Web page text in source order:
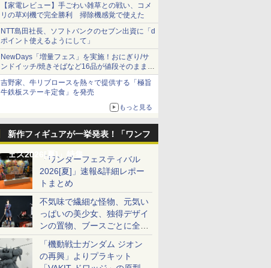
【家電レビュー】手ごわい雑草との戦い、コメ
リの草刈機で完全勝利 掃除機感覚で使えた
NTT島田社長、ソフトバンクのセブン出資に「d
ポイント使えるようにして」
NewDays「増量フェス」を実施！おにぎり/サ
ンドイッチ/焼きそばなど16品が値段そのままで
ボリュームアップ
吉野家、牛リブロースを熱々で提供する「極旨
牛鉄板ステーキ定食」を発売
もっと見る
新作フィギュアが一挙発表！「ワンフ
ェス2026[夏]」特集「ワンダーフェスティバル
2026[夏]」速報&詳細レポー
トまとめ
不気味で繊細な怪物、元気い
っぱいの美少女、独得デザイ
ンの置物、ブースごとに全く
異なる世界が広がる一般ディ
ーラーフォトレポート
「機動戦士ガンダム ジオン
の再興」よりプラキット